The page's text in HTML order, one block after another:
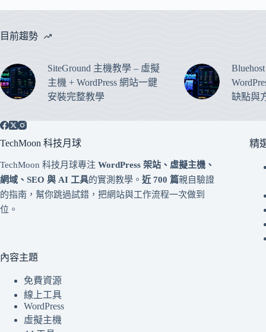
目前趨勢
SiteGround 主機教學 – 虛擬
主機 + WordPress 網站一鍵
安裝完整教學
缺點與
TechMoon 科技月球
TechMoon 科技月球專注 WordPress 架站、虛擬主機、
網域、SEO 與 AI 工具的實測教學。 近 700 篇親自驗證
的指南，幫你跳過試錯，把網站與工作流程一次做到
位。
內容主題
免費資源
線上工具
WordPress
虛擬主機
精